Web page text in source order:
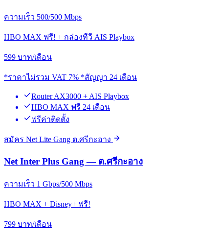
ความเร็ว 500/500 Mbps
HBO MAX ฟรี! + กล่องทีวี AIS Playbox
599 บาท/เดือน
*ราคาไม่รวม VAT 7% *สัญญา 24 เดือน
Router AX3000 + AIS Playbox
HBO MAX ฟรี 24 เดือน
ฟรีค่าติดตั้ง
สมัคร Net Lite Gang ต.ศรีกะอาง
Net Inter Plus Gang — ต.ศรีกะอาง
ความเร็ว 1 Gbps/500 Mbps
HBO MAX + Disney+ ฟรี!
799 บาท/เดือน